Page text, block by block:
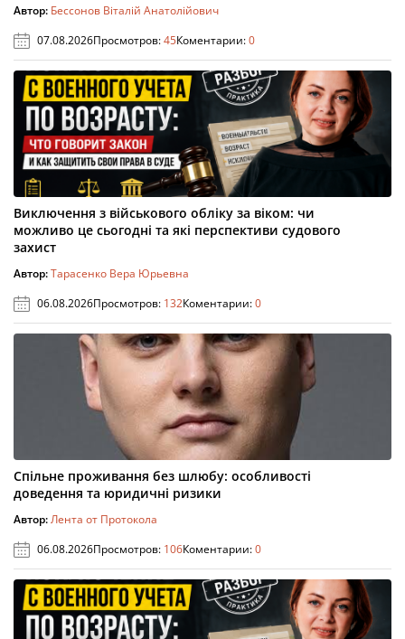
Автор: Бессонов Віталій Анатолійович
07.08.2026Просмотров:45Коментарии:0
Виключення з військового обліку за віком: чи
можливо це сьогодні та які перспективи судового
захист
Автор:Тарасенко Вера Юрьевна
06.08.2026Просмотров: 132Коментарии:0
Спільне проживання без шлюбу: особливості
доведення та юридичні ризики
Автор:Лента от Протокола
06.08.2026Просмотров: 106Коментарии:0